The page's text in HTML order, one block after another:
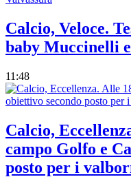
Calcio, Veloce.
baby Muccinelli
11:48
Calcio,
campo Golfo e
posto per i